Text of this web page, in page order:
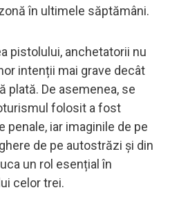
în ultimele săptămâni.
pistolului, anchetatorii nu
intenții mai grave decât
plată. De asemenea, se
folosit a fost
penale, iar imaginile de pe
de pe autostrăzi și din
un rol esențial în
celor trei.